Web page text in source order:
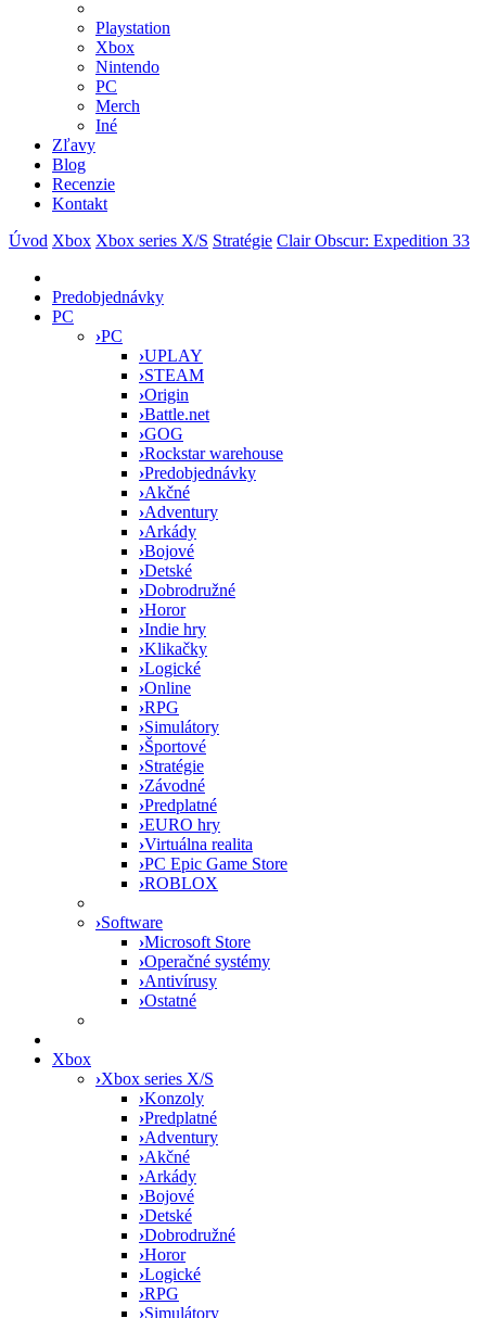
Playstation
Xbox
Nintendo
PC
Merch
Iné
Zľavy
Blog
Recenzie
Kontakt
Úvod Xbox Xbox series X/S Stratégie Clair Obscur: Expedition 33
Predobjednávky
PC
›PC
›UPLAY
›STEAM
›Origin
›Battle.net
›GOG
›Rockstar warehouse
›Predobjednávky
›Akčné
›Adventury
›Arkády
›Bojové
›Detské
›Dobrodružné
›Horor
›Indie hry
›Klikačky
›Logické
›Online
›RPG
›Simulátory
›Športové
›Stratégie
›Závodné
›Predplatné
›EURO hry
›Virtuálna realita
›PC Epic Game Store
›ROBLOX
›Software
›Microsoft Store
›Operačné systémy
›Antivírusy
›Ostatné
Xbox
›Xbox series X/S
›Konzoly
›Predplatné
›Adventury
›Akčné
›Arkády
›Bojové
›Detské
›Dobrodružné
›Horor
›Logické
›RPG
›Simulátory